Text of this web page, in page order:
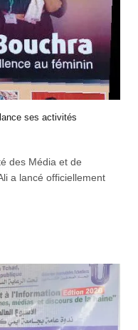
ses activités
des Média et de
a lancé officiellement